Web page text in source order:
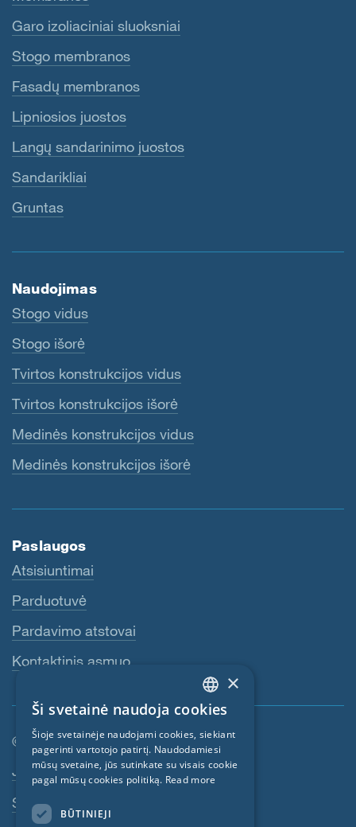
Garo izoliaciniai sluoksniai
Stogo membranos
Fasadų membranos
Lipniosios juostos
Langų sandarinimo juostos
Sandarikliai
Gruntas
Naudojimas
Stogo vidus
Stogo išorė
Tvirtos konstrukcijos vidus
Tvirtos konstrukcijos išorė
Medinės konstrukcijos vidus
Medinės konstrukcijos išorė
Paslaugos
Atsisiuntimai
Parduotuvė
Pardavimo atstovai
Kontaktinis asmuo
© SIGA 2026
Poraštės navigacija
Jobs
Susisiekite su SIGA
ENGLISH
GERMAN
FRENCH
×
Ši svetainė naudoja cookies
Šioje svetainėje naudojami cookies, siekiant
pagerinti vartotojo patirtį. Naudodamiesi
mūsų svetaine, jūs sutinkate su visais cookie
pagal mūsų cookies politiką. Read more
BŪTINIEJI